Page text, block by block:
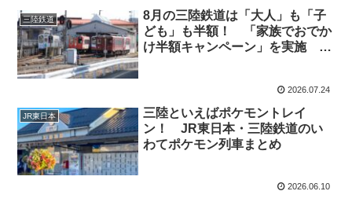
三陸鉄道
8月の三陸鉄道は「大人」も「子
ども」も半額！ 「家族でおでか
け半額キャンペーン」を実施 夏
2026.07.24
JR東日本
三陸といえばポケモントレイ
ン！ JR東日本・三陸鉄道のい
わてポケモン列車まとめ
2026.06.10